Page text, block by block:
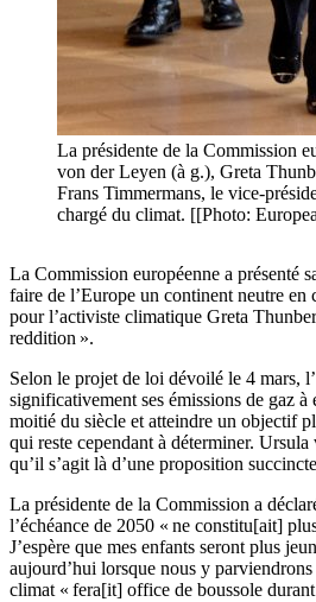
La présidente de la Commission
von der Leyen (à g.), Greta
Frans Timmermans, le vice-
chargé du climat. [[Photo:
La Commission européenne a présenté
faire de l’Europe un continent neutre en
pour l’activiste climatique Greta
reddition ».
Selon le projet de loi dévoilé le 4 mars,
significativement ses émissions de gaz à
moitié du siècle et atteindre un objectif
qui reste cependant à déterminer.
qu’il s’agit là d’une proposition
La présidente de la Commission a
l’échéance de 2050 « ne constitu[ait]
J’espère que mes enfants seront plus
aujourd’hui lorsque nous y
climat « fera[it] office de boussole